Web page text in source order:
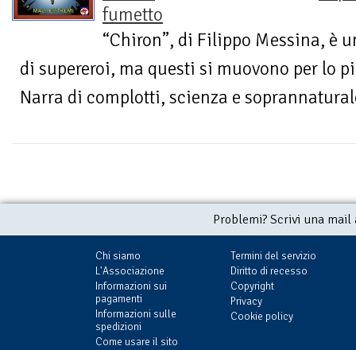
fumetto
“Chiron”, di Filippo Messina, è
di supereroi, ma questi si muovono per lo
Narra di complotti, scienza e
Problemi? Scrivi una
Chi siamo
L'Associazione
Informazioni sui
pagamenti
Informazioni sulle
spedizioni
Come usare il sito
Termini del servizio
Diritto di recesso
Copyright
Privacy
Cookie policy